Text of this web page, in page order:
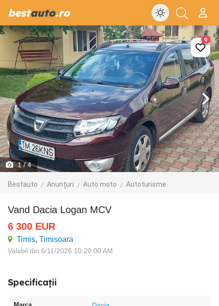
bestauto.ro
1/ 4
Bestauto Anunțuri Auto moto Autoturisme
9
Vand Dacia Logan MCV
6 300 EUR
Timis, Timisoara
Valabil din 6/11/2026 10:20:00 AM
Specificații